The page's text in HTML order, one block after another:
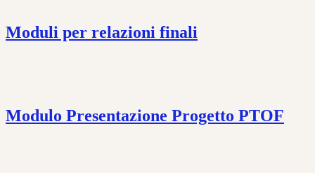
Moduli per relazioni finali
Modulo Presentazione Progetto PTOF